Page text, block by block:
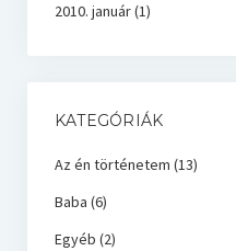
2010. január(1)
KATEGÓRIÁK
Az én történetem (13)
Baba (6)
Egyéb (2)